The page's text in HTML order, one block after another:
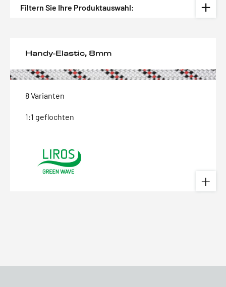
Filtern Sie Ihre Produktauswahl:
Handy-Elastic, 8mm
8 Varianten
1:1 geflochten